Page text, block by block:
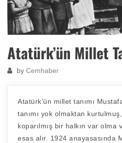
Atatürk’ün Millet
by Cemhaber
Atatürk’ün millet tanımı
tanımı yok olmaktan
koparılmış bir halkın var
esas alır. 1924 anayasasında